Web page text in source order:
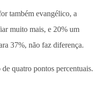
também evangélico, a
muito mais, e 20% um
37%, não faz diferença.
quatro pontos percentuais.